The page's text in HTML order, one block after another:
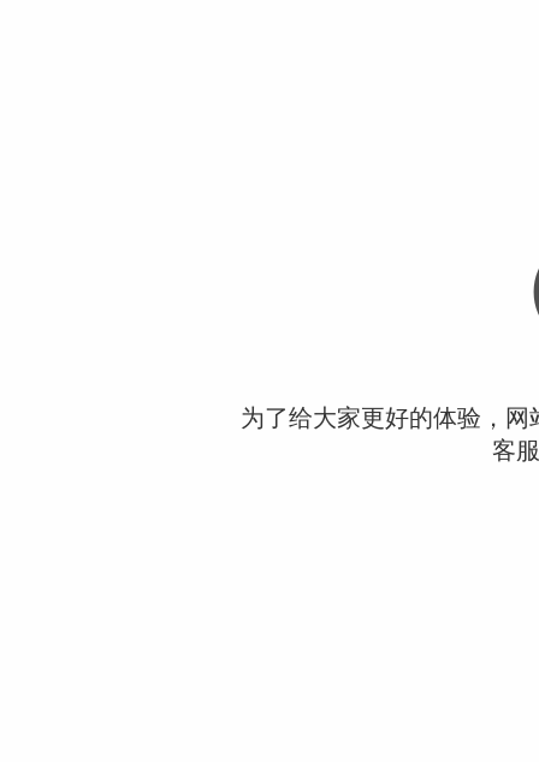
为了给大家更好的体验，
客